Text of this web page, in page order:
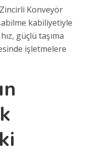
Konveyör
kabiliyetiyle
güçlü taşıma
işletmelere